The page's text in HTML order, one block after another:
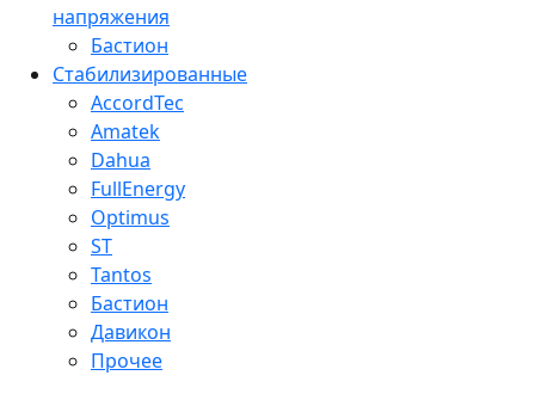
напряжения
Бастион
Стабилизированные
AccordTec
Amatek
Dahua
FullEnergy
Optimus
ST
Tantos
Бастион
Давикон
Прочее